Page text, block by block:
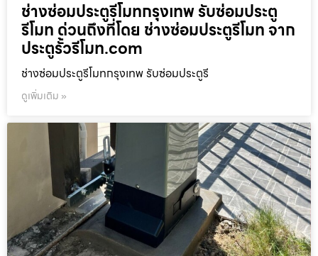
ช่างซ่อมประตูรีโมทกรุงเทพ รับซ่อมประตู
รีโมท ด่วนถึงที่โดย ช่างซ่อมประตูรีโมท จาก
ประตูรั้วรีโมท.com
ช่างซ่อมประตูรีโมทกรุงเทพ รับซ่อมประตูรี
ดูเพิ่มเติม »